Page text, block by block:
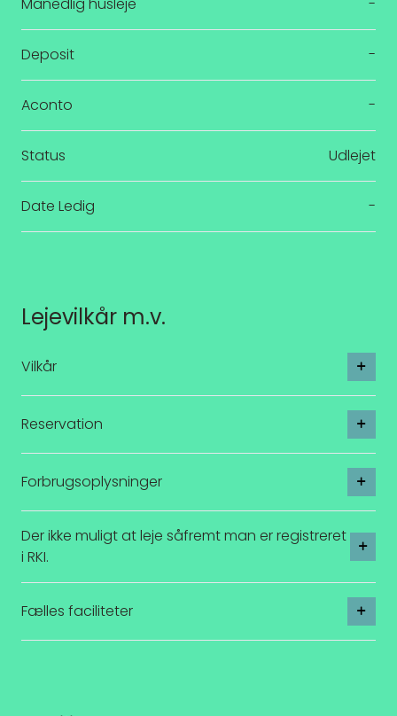
Månedlig husleje -
Deposit -
Aconto -
Status Udlejet
Date Ledig -
Lejevilkår m.v.
Vilkår
Reservation
Forbrugsoplysninger
Der ikke muligt at leje såfremt man er registreret
i RKI.
Fælles faciliteter